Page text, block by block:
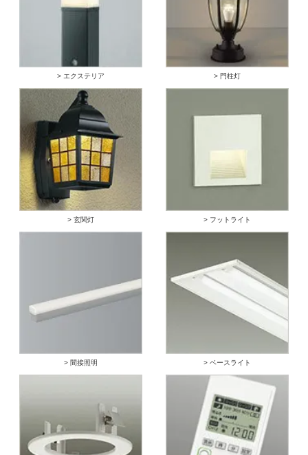
> エクステリア > 門柱灯
> 玄関灯 > フットライト
> 間接照明 > ベースライト